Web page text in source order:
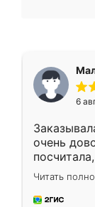
6
очень
Замерщик
делу со
за день,
Читать